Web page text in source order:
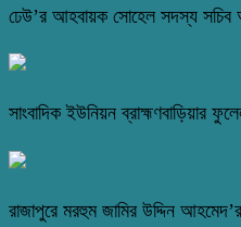
ঢেউ’র আহবায়ক সোহেল সদস্য
সাংবাদিক ইউনিয়ন ব্রাহ্মণবাড়িয়ার
রাজাপুরে মরহুম জামির উদ্দিন